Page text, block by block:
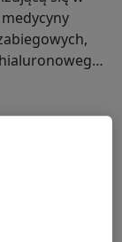
świadczy
do
i potrzeby